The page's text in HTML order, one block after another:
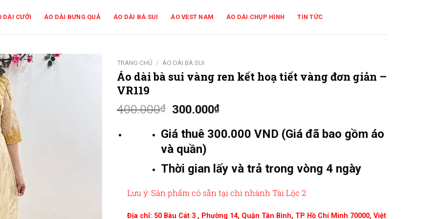
DÀI CƯỚI ÁO DÀI BƯNG QUẢ ÁO DÀI BÀ SUI ÁO VEST NAM ÁO DÀI CHỤP HÌNH TIN TỨC
TRANG CHỦ / ÁO DÀI BÀ SUI
Áo dài bà sui vàng ren kết hoạ tiết vàng đơn giản –
VR119
400.000₫ 300.000₫
Giá thuê 300.000 VND (Giá đã bao gồm áo
và quần)
Thời gian lấy và trả trong vòng 4 ngày
Lưu ý: Sản phẩm có sẵn tại chi nhánh Tài Lộc 2
Địa chỉ: 50 Bàu Cát 3 , Phường 14, Quận Tân Bình, TP Hồ Chí Minh 70000, Việt